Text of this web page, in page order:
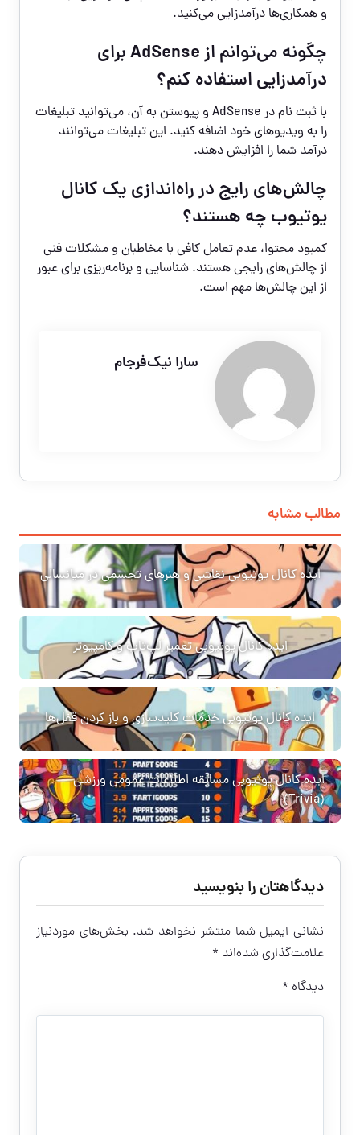
و همکاری‌ها درآمدزایی می‌کنید.
چگونه می‌توانم از AdSense برای
درآمدزایی استفاده کنم؟
با ثبت نام در AdSense و پیوستن به آن، می‌توانید تبلیغات
را به ویدیوهای خود اضافه کنید. این تبلیغات می‌توانند
درآمد شما را افزایش دهند.
چالش‌های رایج در راه‌اندازی یک کانال
یوتیوب چه هستند؟
کمبود محتوا، عدم تعامل کافی با مخاطبان و مشکلات فنی
از چالش‌های رایجی هستند. شناسایی و برنامه‌ریزی برای عبور
از این چالش‌ها مهم است.
سارا نیک‌فرجام
مطالب مشابه
ایده کانال یوتیوبی نقاشی و هنرهای تجسمی در میانسالی
ایده کانال یوتیوبی تعمیر لپ‌تاپ و کامپیوتر
ایده کانال یوتیوبی خدمات کلیدسازی و باز کردن قفل‌ها
ایده کانال یوتیوبی مسابقه اطلاعات عمومی ورزشی
(Trivia)
دیدگاهتان را بنویسید
نشانی ایمیل شما منتشر نخواهد شد. بخش‌های موردنیاز
علامت‌گذاری شده‌اند *
دیدگاه *